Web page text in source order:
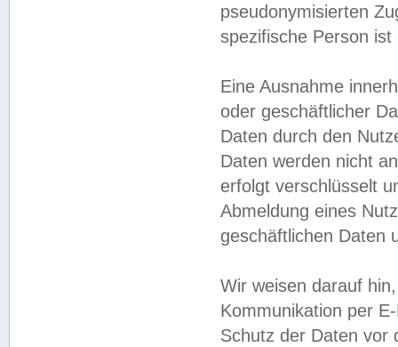
pseudonymisierten
spezifische Person
Eine Ausnahme
oder geschäftlicher
Daten durch den
Daten werden nicht
erfolgt verschlüsselt
Abmeldung eines
geschäftlichen Daten
Wir weisen darauf
Kommunikation per
Schutz der Daten vor